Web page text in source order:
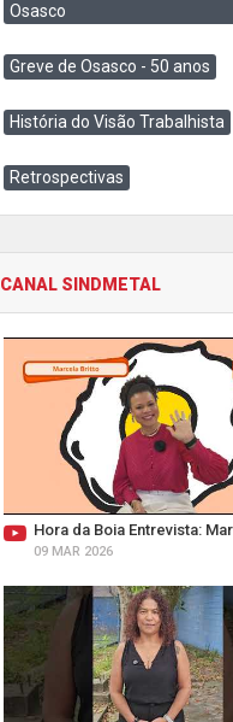
Osasco
Greve de Osasco - 50 anos
História do Visão Trabalhista
Retrospectivas
CANAL SINDMETAL
Hora da Boia Entrevista:
09 MAR 2026